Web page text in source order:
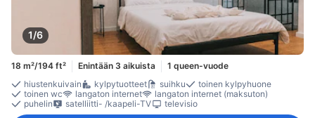
1/6
18 m²/194 ft² Enintään 3 aikuista
1 queen-vuode
hiustenkuivain
kylpytuotteet suihku
toinen kylpyhuone
toinen wc
langaton internet
langaton internet (maksuton)
puhelin
satelliitti- /kaapeli-TV televisio